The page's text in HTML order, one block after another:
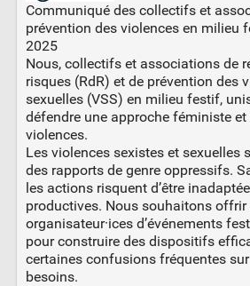
Communiqué des collectifs et
prévention des violences en milieu
2025
Nous, collectifs et associations de
risques (RdR) et de prévention des
sexuelles (VSS) en milieu festif,
défendre une approche féministe
violences.
Les violences sexistes et sexuelles
des rapports de genre oppressifs.
les actions risquent d’être
productives. Nous souhaitons offrir
organisateur·ices d’événements
pour construire des dispositifs
certaines confusions fréquentes
besoins.